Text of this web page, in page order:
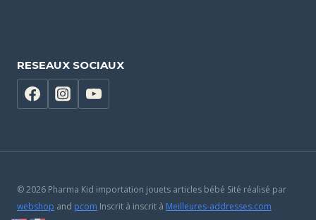
RESEAUX SOCIAUX
© 2026 Pharma Kid importation jouets articles bébé Sité réalisé par
webshop and pcom Inscrit à inscrit à Meilleures-addresses.com